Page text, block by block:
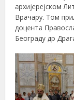
архијерејском
Врачару. Том
доцента
Београду др